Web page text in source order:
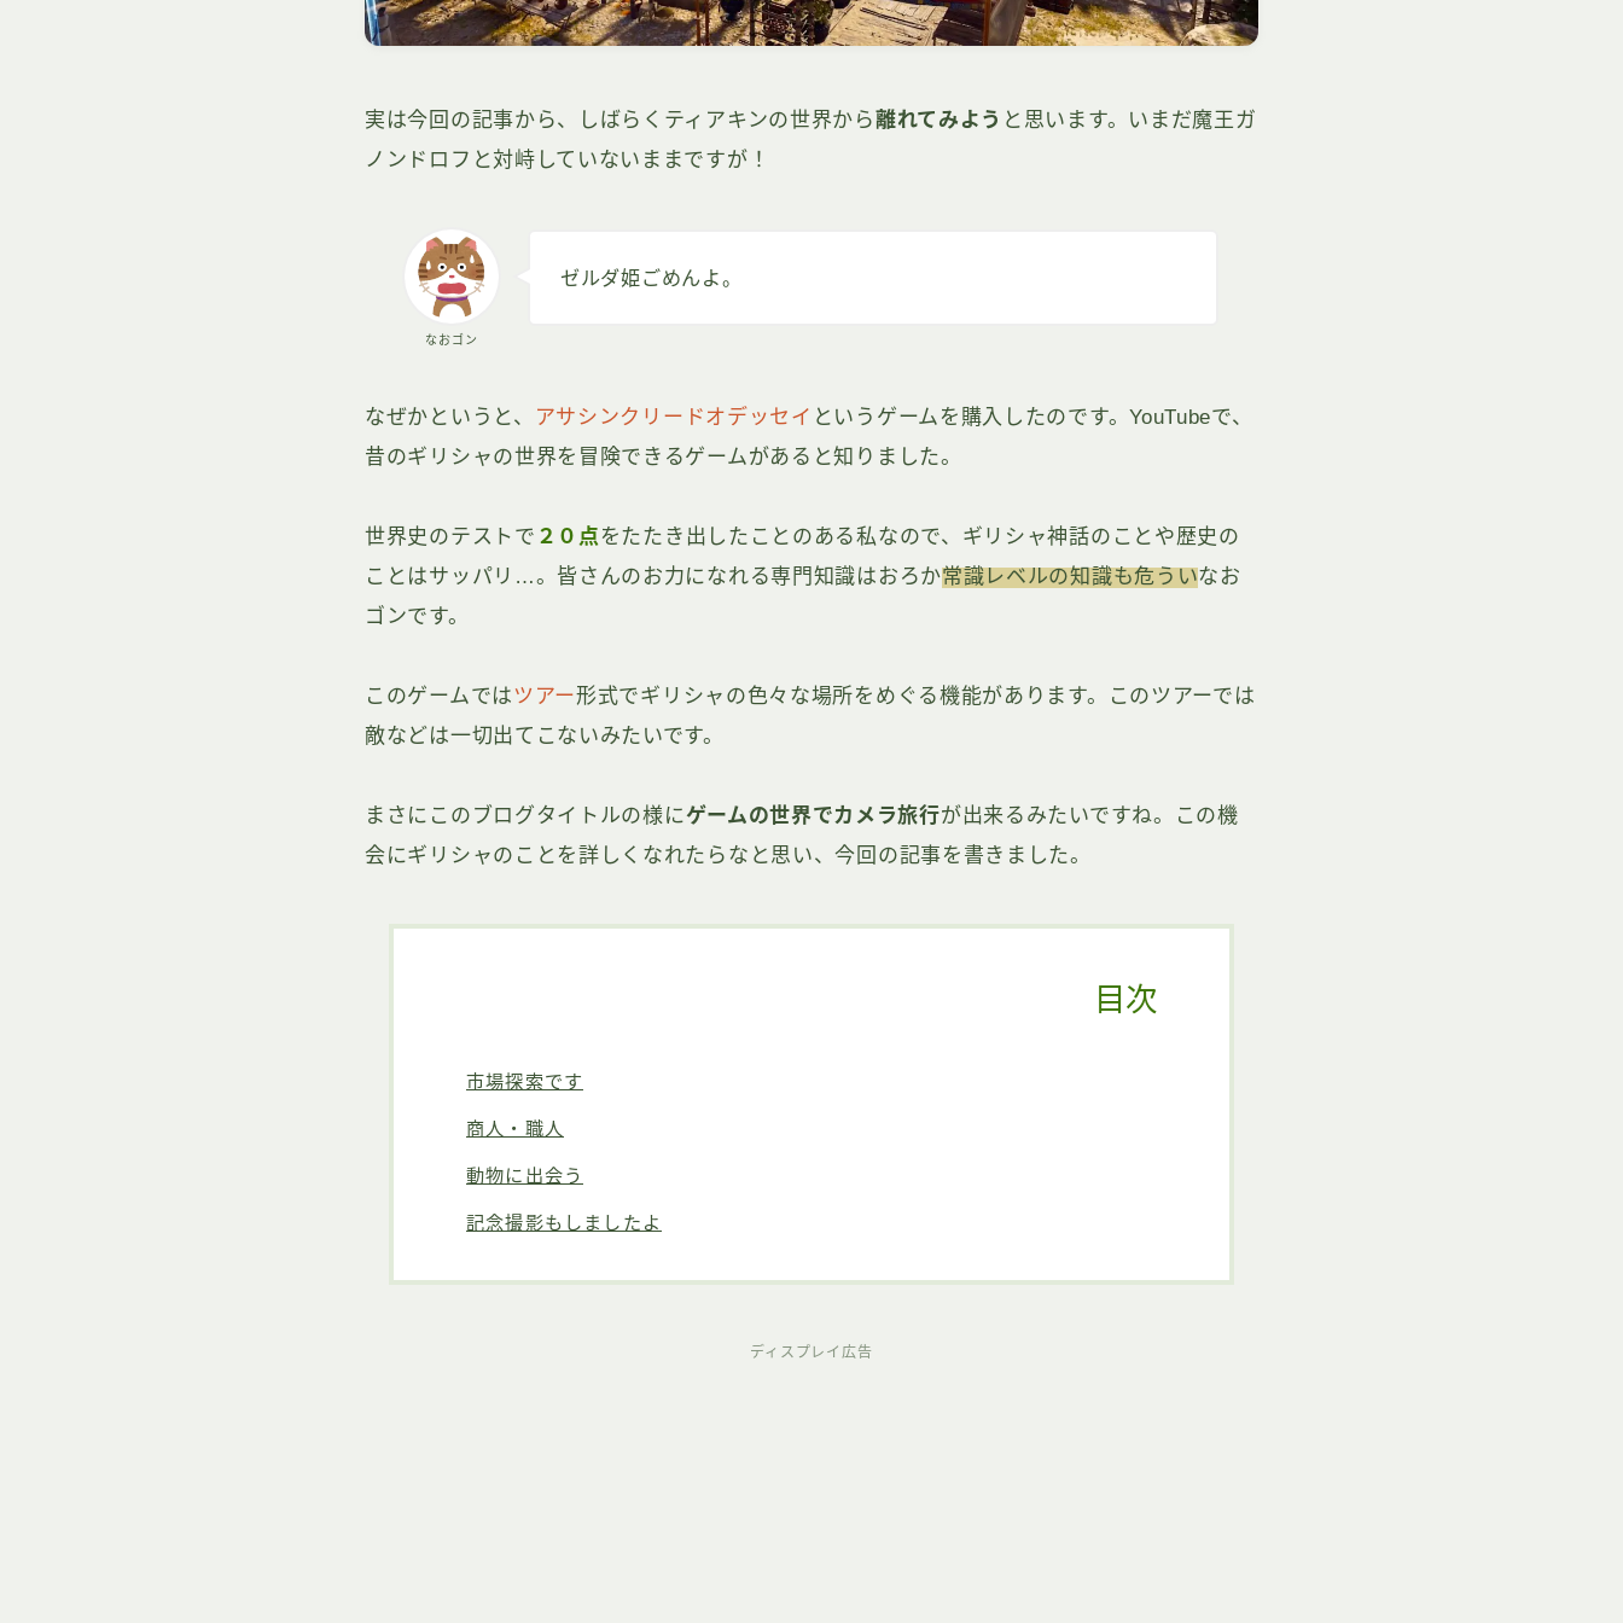
実は今回の記事から、しばらくティアキンの世界から離れてみよう と思います。いまだ魔王ガ
ノンドロフと対峙していないままですが！
なおゴン
ゼルダ姫ごめんよ。
なぜかというと、 アサシンクリードオデッセイ というゲームを購入したのです。YouTubeで、
昔のギリシャの世界を冒険できるゲームがあると知りました。
世界史のテストで ２０点 をたたき出したことのある私なので、ギリシャ神話のことや歴史の
ことはサッパリ…。皆さんのお力になれる専門知識はおろか常識レベルの知識も危ういなお
ゴンです。
このゲームではツアー形式でギリシャの色々な場所をめぐる機能があります。このツアーでは
敵などは一切出てこないみたいです。
まさにこのブログタイトルの様にゲームの世界でカメラ旅行が出来るみたいですね。この機
会にギリシャのことを詳しくなれたらなと思い、今回の記事を書きました。
目次
市場探索です
商人・職人
動物に出会う
記念撮影もしましたよ
ディスプレイ広告